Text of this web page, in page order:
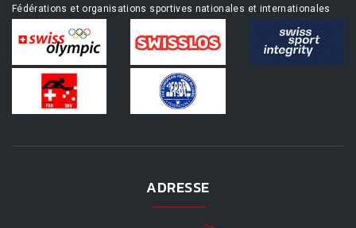
Fédérations et organisations sportives nationales et internationales
ADRESSE